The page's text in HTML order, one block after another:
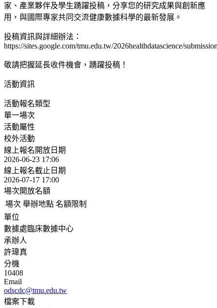
家、產業夥伴及學生踴躍投稿，分享您的研究成果與創新應
用，與國際專家共同交流健康數據科學的最新發展。
投稿資訊與詳細辦法：
https://sites.google.com/tmu.edu.tw/2026healthdatascience/
敬請把握延長收件機會，踴躍投稿！
活動資訊
活動報名類型
單一場次
活動屬性
校外活動
線上報名開放日期
2026-06-23 17:06
線上報名截止日期
2026-07-17 17:00
場次開放名額
場次 舉辦地點 名額限制
單位
數據處臨床數據中心
承辦人
許瑋真
分機
10408
Email
odscdc@tmu.edu.tw
檔案下載